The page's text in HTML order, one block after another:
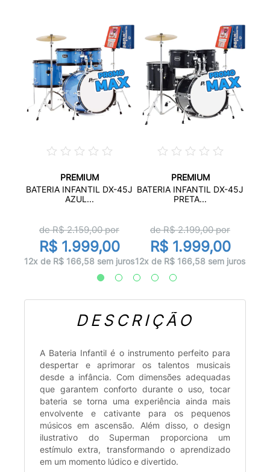
PREMIUM
BATERIA INFANTIL DX-45J
AZUL...
de R$2.159,00por
R$ 1.999,00
12x de R$ 166,58 sem juros
PREMIUM
BATERIA INFANTIL DX-45J
PRETA...
de R$2.199,00por
R$ 1.999,00
12x de R$ 166,58 sem juros
DESCRIÇÃO
A Bateria Infantil é o instrumento perfeito para
despertar e aprimorar os talentos musicais
desde a infância. Com dimensões adequadas
que garantem conforto durante o uso, tocar
bateria se torna uma experiência ainda mais
envolvente e cativante para os pequenos
músicos em ascensão. Além disso, o design
ilustrativo do Superman proporciona um
estímulo extra, transformando o aprendizado
em um momento lúdico e divertido.